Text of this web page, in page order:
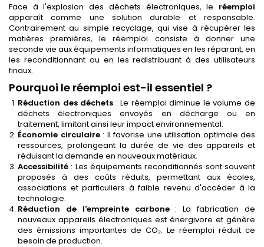
Face à l'explosion des déchets électroniques, le réemploi
apparaît comme une solution durable et responsable.
Contrairement au simple recyclage, qui vise à récupérer les
matières premières, le réemploi consiste à donner une
seconde vie aux équipements informatiques en les réparant, en
les reconditionnant ou en les redistribuant à des utilisateurs
finaux.
Pourquoi le réemploi est-il essentiel ?
Réduction des déchets : Le réemploi diminue le volume de
déchets électroniques envoyés en décharge ou en
traitement, limitant ainsi leur impact environnemental.
Économie circulaire: Il favorise une utilisation optimale des
ressources, prolongeant la durée de vie des appareils et
réduisant la demande en nouveaux matériaux.
Accessibilité : Les équipements reconditionnés sont souvent
proposés à des coûts réduits, permettant aux écoles,
associations et particuliers à faible revenu d'accéder à la
technologie.
Réduction de l'empreinte carbone: La fabrication de
nouveaux appareils électroniques est énergivore et génère
des émissions importantes de CO₂. Le réemploi réduit ce
besoin de production.